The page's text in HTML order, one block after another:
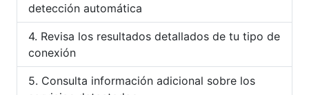
detección automática
Revisa los resultados detallados de tu tipo de
conexión
Consulta información adicional sobre los